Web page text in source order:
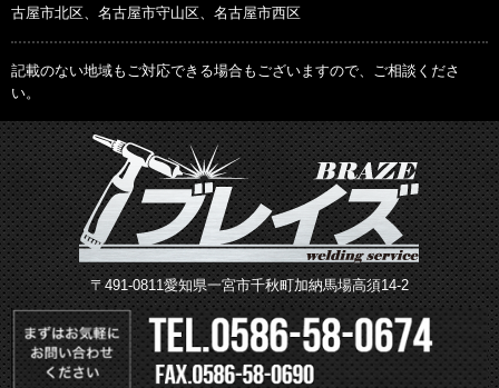
古屋市北区、名古屋市守山区、名古屋市西区
記載のない地域もご対応できる場合もございますので、ご相談くださ
い。
〒491-0811愛知県一宮市千秋町加納馬場高須14-2